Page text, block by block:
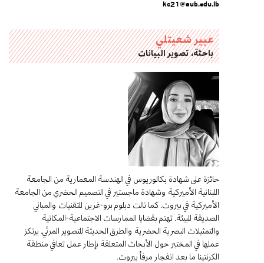
kc21@aub.edu.lb
عبير شعيتلي
باحثة، تصوير البيانات
حائزة على شهادة بكالوريوس في الهندسة المعمارية من الجامعة
اللبنانية الأميركية وشهادة ماجستير في التصميم الحضري من الجامعة
الأميركية في بيروت. كما نالت دبلوم برو-غرين للتقنيات والمباني
الصديقة للبيئة. تهتم بقضايا الممارسات الاجتماعية-المكانية
والتمثيلات البصرية الحضرية والطرق الحديثة للتصوير المرئي. يرتكز
عملها في المختبر حول الأبحاث المتعلقة بإطار عمل تعافي منطقة
الكرنتينا ما بعد انفجار مرفأ بيروت.